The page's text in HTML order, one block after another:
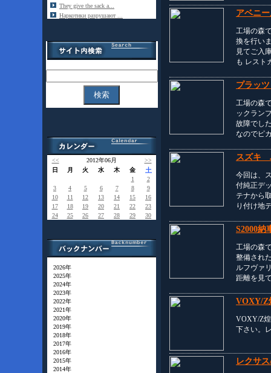
They give the sack a...
Наркотики разрушают ...
<< 2012年06月
>>
日
月 火 水 木 金 土
1
2
3
4 5 6 7 8
9
10
11 12 13 14 15
16
17
18 19 20 21 22
23
24
25 26 27 28 29 30
2026年
2025年
2024年
2023年
2022年
2021年
2020年
2019年
2018年
2017年
2016年
2015年
2014年
アベニ
工場の森
換を行い
見てご入
も レスト
プラッ
工場の森
ックラン
故障でし
なのでピ
スズキ
今回は、
付純正デ
テナから
り付け地
S2000
工場の森
整備され
ルフヴァ
距離を見
VOXY/Z
VOXY/Z
下さい。
レクサ